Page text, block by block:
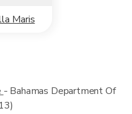
Maris
- Bahamas Department Of